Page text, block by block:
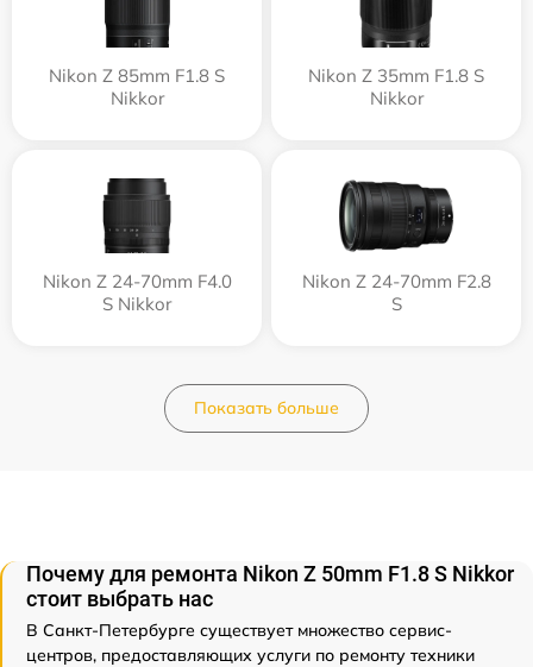
Nikon Z 85mm F1.8 S
Nikkor
Nikon Z 35mm F1.8 S
Nikkor
Nikon Z 24-70mm F4.0
S Nikkor
Nikon Z 24-70mm F2.8
S
Показать больше
Почему для ремонта Nikon Z 50mm F1.8 S Nikkor
стоит выбрать нас
В Санкт-Петербурге существует множество сервис-
центров, предоставляющих услуги по ремонту техники